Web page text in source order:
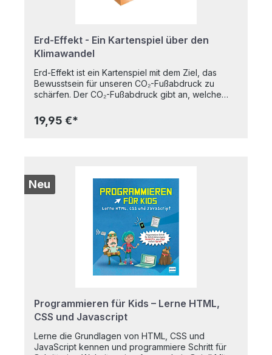
Erd-Effekt - Ein Kartenspiel über den
Klimawandel
Erd-Effekt ist ein Kartenspiel mit dem Ziel, das
Bewusstsein für unseren CO₂-Fußabdruck zu
schärfen. Der CO₂-Fußabdruck gibt an, welche
Autofahren), einen Prozess (z.B. Anstellen der
Waschmaschine) oder eine täglichen Handlung
19,95 €*
Neu
Programmieren für Kids – Lerne HTML,
CSS und Javascript
Lerne die Grundlagen von HTML, CSS und
JavaScript kennen und programmiere Schritt für